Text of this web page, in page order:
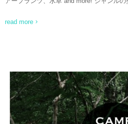
read more